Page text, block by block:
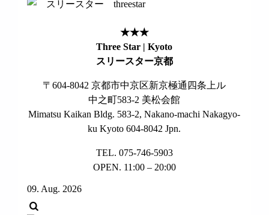
★★★
Three Star | Kyoto
スリースター京都
〒604-8042 京都市中京区新京極通四条上ル
中之町583-2 美松会館
Mimatsu Kaikan Bldg. 583-2, Nakano-machi Nakagyo-
ku Kyoto 604-8042 Jpn.
TEL. 075-746-5903
OPEN. 11:00 – 20:00
09. Aug. 2026